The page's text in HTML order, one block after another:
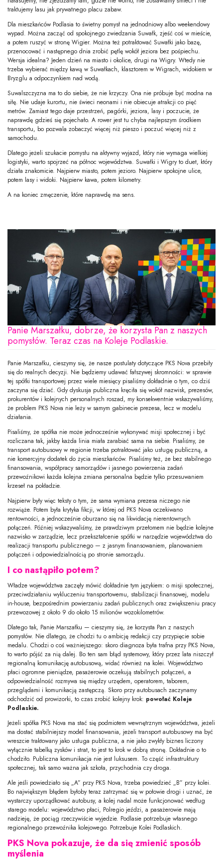
traktujemy lasu jak prywatnego placu zabaw.
Dla mieszkańców Podlasia to świetny pomysł na jednodniowy albo weekendowy
wypad. Można zacząć od spokojnego zwiedzania Suwałk, zjeść coś w mieście,
a potem ruszyć w stronę Wigier. Można też potraktować Suwałki jako bazę,
przenocować i następnego dnia zrobić pętlę wokół jeziora bez pośpiechu.
Wersja idealna? Jeden dzień na miasto i okolice, drugi na Wigry. Wtedy nie
trzeba wybierać między kawą w Suwałkach, klasztorem w Wigrach, widokiem w
Bryzglu a odpoczynkiem nad wodą.
Suwalszczyzna ma to do siebie, że nie krzyczy. Ona nie próbuje być modna na
siłę. Nie udaje kurortu, nie świeci neonami i nie obiecuje atrakcji co pięć
metrów. Zamiast tego daje przestrzeń, pagórki, jeziora, lasy i poczucie, że
naprawdę gdzieś się pojechało. A rower jest tu chyba najlepszym środkiem
transportu, bo pozwala zobaczyć więcej niż pieszo i poczuć więcej niż z
samochodu.
Dlatego jeżeli szukacie pomysłu na aktywny wyjazd, który nie wymaga wielkiej
logistyki, warto spojrzeć na północ województwa. Suwałki i Wigry to duet, który
działa znakomicie. Najpierw miasto, potem jezioro. Najpierw spokojne ulice,
potem lasy i widoki. Najpierw kawa, potem kilometry.
A na koniec zmęczenie, które naprawdę ma sens.
Panie Marszałku, dobrze, że korzysta Pan z naszych
pomysłów. Teraz czas na Koleje Podlaskie.
Panie Marszałku, cieszymy się, że nasze postulaty dotyczące PKS Nova przebiły
się do realnych decyzji. Nie będziemy udawać fałszywej skromności: w sprawie
tej spółki transportowej przez wiele miesięcy pisaliśmy dokładnie o tym, co dziś
zaczyna się dziać. Gdy dyskusja publiczna kręciła się wokół nazwisk, prezesów,
prokurentów i kolejnych personalnych roszad, my konsekwentnie wskazywaliśmy,
że problem PKS Nova nie leży w samym gabinecie prezesa, lecz w modelu
działania.
Pisaliśmy, że spółka nie może jednocześnie wykonywać misji społecznej i być
rozliczana tak, jakby każda linia miała zarabiać sama na siebie. Pisaliśmy, że
transport autobusowy w regionie trzeba potraktować jako usługę publiczną, a
nie komercyjny dodatek do życia mieszkańców. Pisaliśmy też, że bez stabilnego
finansowania, współpracy samorządów i jasnego powierzenia zadań
przewoźnikowi każda kolejna zmiana personalna będzie tylko przesuwaniem
krzeseł na pokładzie.
Najpierw były więc teksty o tym, że sama wymiana prezesa niczego nie
rozwiąże. Potem była krytyka fikcji, w której od PKS Nova oczekiwano
rentowności, a jednocześnie oburzano się na likwidację nierentownych
połączeń. Później wskazywaliśmy, że prawdziwym przełomem nie będzie kolejne
nazwisko w zarządzie, lecz przekształcenie spółki w narzędzie województwa do
realizacji transportu publicznego — z jasnym finansowaniem, planowaniem
połączeń i odpowiedzialnością po stronie samorządu.
I co nastąpiło potem?
Władze województwa zaczęły mówić dokładnie tym językiem: o misji społecznej,
przeciwdziałaniu wykluczeniu transportowemu, stabilizacji finansowej, modelu
in-house, bezpośrednim powierzaniu zadań publicznych oraz zwiększeniu pracy
przewozowej z około 9 do około 15 milionów wozokilometrów.
Dlatego tak, Panie Marszałku — cieszymy się, że korzysta Pan z naszych
pomysłów. Nie dlatego, że chodzi tu o ambicję redakcji czy przypięcie sobie
medalu. Chodzi o coś ważniejszego: skoro diagnoza była trafna przy PKS Nova,
to warto pójść za nią dalej. Bo ten sam błąd systemowy, który przez lata niszczył
regionalną komunikację autobusową, widać również na kolei. Województwo
płaci ogromne pieniądze, pasażerowie oczekują stabilnych połączeń, a
odpowiedzialność rozmywa się między urzędem, operatorem, taborem,
przeglądami i komunikacją zastępczą. Skoro przy autobusach zaczynamy
odchodzić od prowizorki, to czas zrobić kolejny krok: powołać Koleje
Podlaskie.
Jeżeli spółka PKS Nova ma stać się podmiotem wewnętrznym województwa, jeżeli
ma dostać stabilniejszy model finansowania, jeżeli transport autobusowy ma być
wreszcie traktowany jako usługa publiczna, a nie jako zwykły biznes liczony
wyłącznie tabelką zysków i strat, to jest to krok w dobrą stronę. Dokładnie o to
chodziło. Publiczna komunikacja nie jest luksusem. To część infrastruktury
społecznej, tak samo ważna jak szkoła, przychodnia czy droga.
Ale jeśli powiedziało się „A” przy PKS Nova, trzeba powiedzieć „B” przy kolei.
Bo największym błędem byłoby teraz zatrzymać się w połowie drogi i uznać, że
wystarczy uporządkować autobusy, a kolej nadal może funkcjonować według
starego modelu: województwo płaci, Polregio jeździ, a pasażerowie mają
nadzieję, że pociąg rzeczywiście wyjedzie. Podlasie potrzebuje własnego
regionalnego przewoźnika kolejowego. Potrzebuje Kolei Podlaskich.
PKS Nova pokazuje, że da się zmienić sposób
myślenia